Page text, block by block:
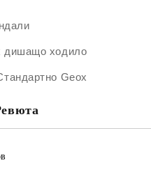
дишащо ходило
Geox